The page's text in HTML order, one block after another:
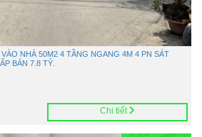
NHÀ 50M2 4 TẦNG NGANG 4M 4 PN SÁT
BÁN 7.8 TỶ.
Chi tiết